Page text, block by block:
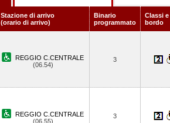
Stazione di arrivo
(orario di arrivo)
Binario
programmato
Classi
bordo
REGGIO C.CENTRALE
(06.54)
3
REGGIO C.CENTRALE
(06.55)
3